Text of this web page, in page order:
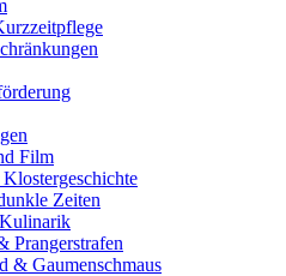
Film
Zeiten
Prangerstrafen
& Gaumenschmaus